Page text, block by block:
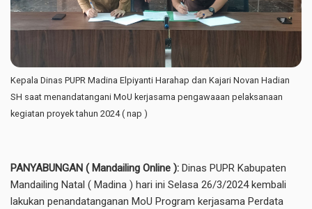
Kepala Dinas PUPR Madina Elpiyanti Harahap dan Kajari Novan Hadian
SH saat menandatangani MoU kerjasama pengawaaan pelaksanaan
kegiatan proyek tahun 2024 ( nap )
PANYABUNGAN ( Mandailing Online ): Dinas PUPR Kabupaten
Mandailing Natal ( Madina ) hari ini Selasa 26/3/2024 kembali
lakukan penandatanganan MoU Program kerjasama Perdata